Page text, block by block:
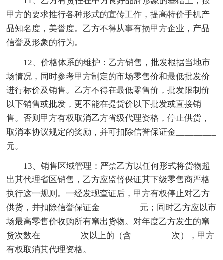
甲方的要求推行各种形式的宣传工作，提高特价手机产
品知名度，美誉度。乙方不得从事有损甲方企业，产品
信誉及形象的行为。
12、价格体系的维护：乙方销售，批发根据当地市
场情况，同时参考甲方制定的市场零售价和最低批发价
进行标价及销售。乙方不得在最低零售价，批发限制价
以下销售或批发，更不能在提货价以下批发或直接销
售。否则甲方有权取消乙方省级代理资格，停止供货，
取消本协议规定的奖励，并可扣除信誉保证金_________
元。
13、销售区域管理：严禁乙方以任何形式将货物超
出其代理省区销售，乙方应监督保证其下级零售商严格
执行这一规则。一经发现查证后，甲方有权停止对乙方
供货，并扣除信誉保证金_________元；同时乙方应以市
场最高零售价收购所有窜出货物。对年度乙方发生的窜
货次数在_________次以上的（含_________次），甲方
有权取消其代理资格。